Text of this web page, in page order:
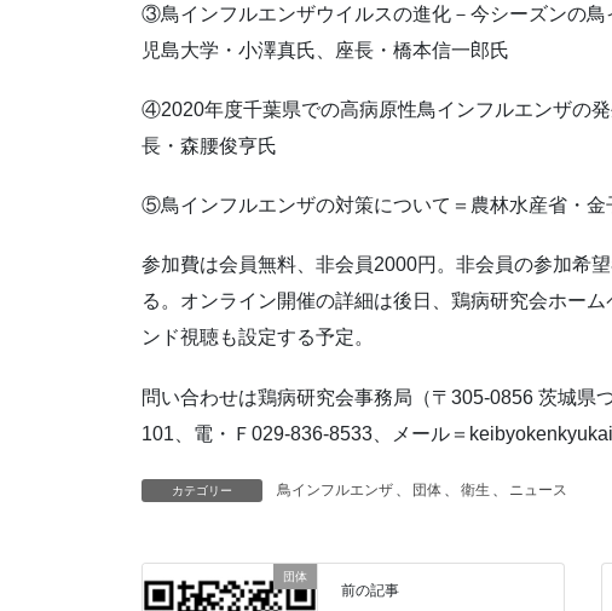
③鳥インフルエンザウイルスの進化－今シーズンの
児島大学・小澤真氏、座長・橋本信一郎氏
④2020年度千葉県での高病原性鳥インフルエンザの
長・森腰俊亨氏
⑤鳥インフルエンザの対策について＝農林水産省・金
参加費は会員無料、非会員2000円。非会員の参加希
る。オンライン開催の詳細は後日、鶏病研究会ホーム
ンド視聴も設定する予定。
問い合わせは鶏病研究会事務局（〒305-0856 茨城県
101、電・Ｆ029-836-8533、メール＝
カテゴリー 鳥インフルエンザ 、 団体 、 衛生 、 ニュース
団体
前の記事